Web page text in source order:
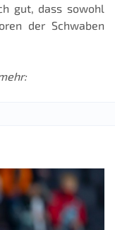
gut, dass sowohl
der Schwaben